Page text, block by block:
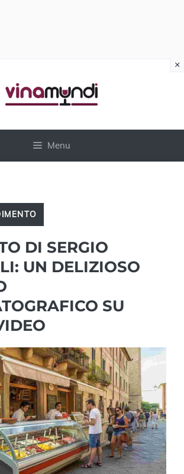
Menu
DI SERGIO
UN DELIZIOSO
SU
×